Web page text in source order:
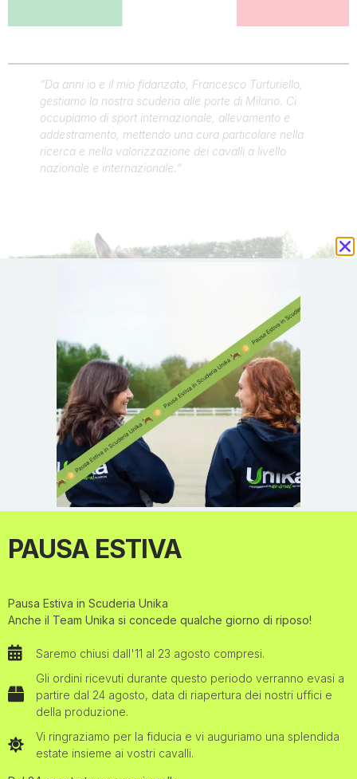
“Da anni io e il mio fidanzato, Francesco Turturiello,
gestiamo la nostra scuderia alle porte di Milano. Ci
occupiamo di sport internazionale, allevamento e
addestramento, mettendo una cura particolare nella
ricerca e nella valorizzazione dei cavalli a livello
nazionale e internazionale.“
Linda inizia a montare all’età di 3 anni, nella casa di
campagna di famiglia. Compiuti i 6 anni chiese come
regalo di compleanno di poter essere iscritta a una
successi e di medaglie nei Campionati Italiani Pony,
Juniores e Young Rider. Ma Linda non si ferma qui.
2005 e Atene nel 2006 e può annoverare diverse
partecipazioni in Coppa delle Nazioni. Una volta
deciso che questa sarebbe stata la sua vita, Linda
decide di unire lavoro e passione diventando
PAUSA ESTIVA
Pausa Estiva in Scuderia Unika
Anche il Team Unika si concede qualche giorno di riposo!
Saremo chiusi dall'11 al 23 agosto compresi.
Gli ordini ricevuti durante questo periodo verranno evasi a
partire dal 24 agosto, data di riapertura dei nostri uffici e
della produzione.
Vi ringraziamo per la fiducia e vi auguriamo una splendida
estate insieme ai vostri cavalli.